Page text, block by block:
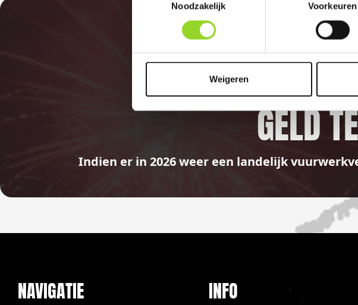
Noodzakelijk
Voorkeuren
Weigeren
GELD
Indien er in 2026 weer een landelijk
NAVIGATIE INFO